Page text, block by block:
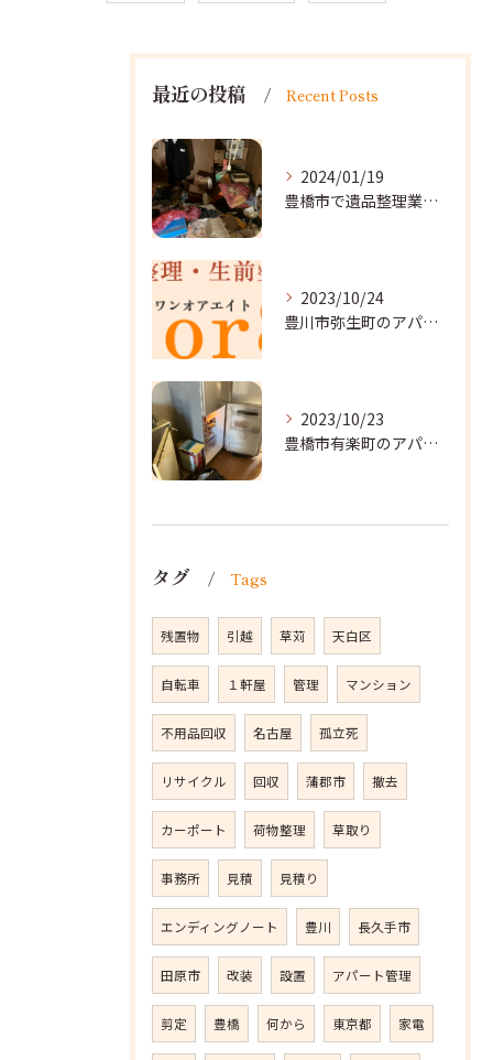
最近の投稿 Recent Posts
2024/01/19
豊橋市で遺品整理業者をお探しなら｜心を込めたサービスを
2023/10/24
豊川市弥生町のアパート改装に向かいました。
2023/10/23
豊橋市有楽町のアパートに遺品整理に向かいました。
タグ Tags
残置物 引越 草苅 天白区
自転車 １軒屋 管理 マンション
不用品回収 名古屋 孤立死
リサイクル 回収 蒲郡市 撤去
カーポート 荷物整理 草取り
事務所 見積 見積り
エンディングノート 豊川 長久手市
田原市 改装 設置 アパート管理
剪定 豊橋 何から 東京都 家電